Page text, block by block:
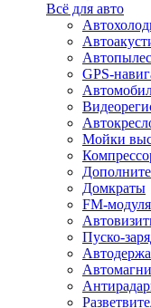
Всё для авто
GPS-
Мойки
Домкраты
FM-
Пуско-